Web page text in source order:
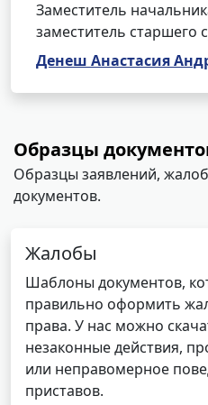
Заместитель
заместитель старшего
Денеш Анастасия
Образцы
Образцы заявлений,
документов.
Жалобы
Шаблоны документов,
правильно оформить
права. У нас можно
незаконные действия,
или неправомерное
приставов.